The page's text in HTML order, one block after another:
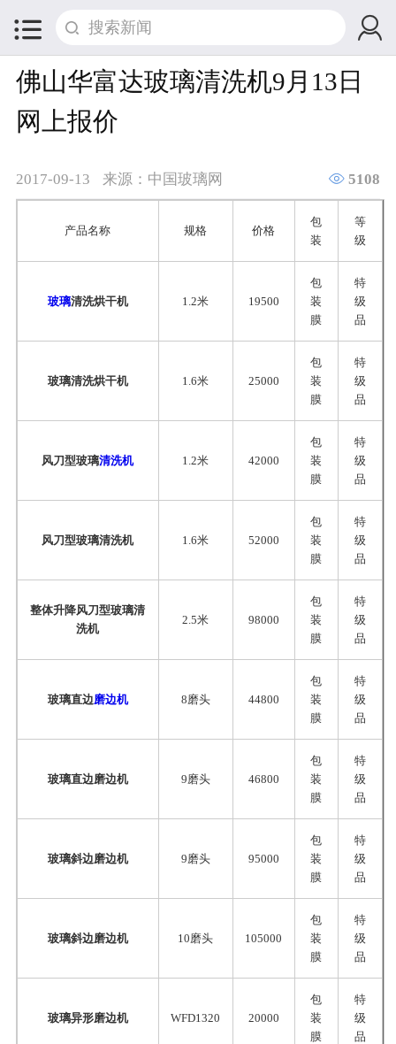
 
佛山华富达玻璃清洗机9月13日
网上报价
2017-09-13 来源：中国玻璃网  5108
产品名称 规格 价格
包
装
等
级
玻璃清洗烘干机 1.2米 19500
包
装
膜
特
级
品
玻璃清洗烘干机 1.6米 25000
包
装
膜
特
级
品
风刀型玻璃清洗机 1.2米 42000
包
装
膜
特
级
品
风刀型玻璃清洗机 1.6米 52000
包
装
膜
特
级
品
整体升降风刀型玻璃清
洗机
2.5米 98000
包
装
膜
特
级
品
玻璃直边磨边机 8磨头 44800
包
装
膜
特
级
品
玻璃直边磨边机 9磨头 46800
包
装
膜
特
级
品
玻璃斜边磨边机 9磨头 95000
包
装
膜
特
级
品
玻璃斜边磨边机 10磨头 105000
包
装
膜
特
级
品
玻璃异形磨边机 WFD1320 20000
包
装
膜
特
级
品